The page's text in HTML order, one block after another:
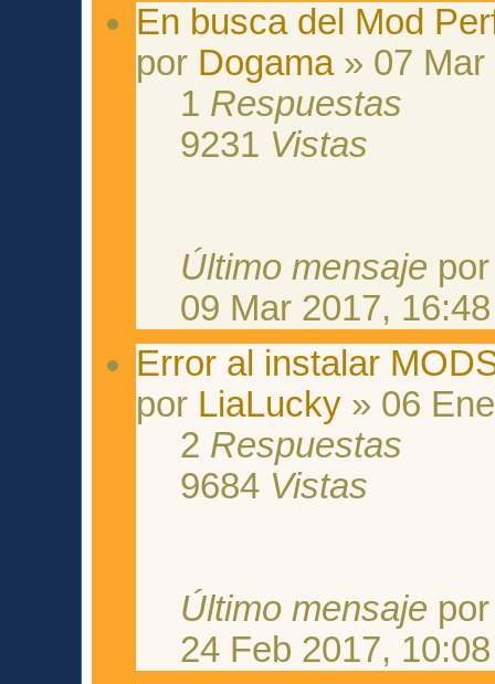
En busca del Mod
por Dogama» 07 Mar
1 Respuestas
9231 Vistas
Último mensaje
09 Mar 2017, 16:48
Error al instalar
por LiaLucky » 06
2 Respuestas
9684 Vistas
Último mensaje
24 Feb 2017, 10:08